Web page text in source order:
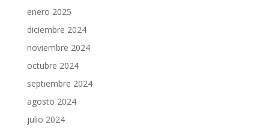
enero 2025
diciembre 2024
noviembre 2024
octubre 2024
septiembre 2024
agosto 2024
julio 2024